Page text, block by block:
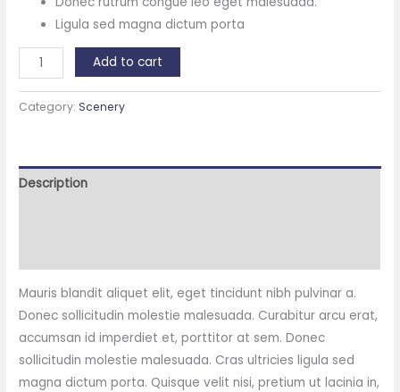
Ligula sed magna dictum porta
Yosemite
Valley
quantity
Add to cart
Category:Scenery
Description
Mauris blandit aliquet elit, eget tincidunt nibh pulvinar a.
Donec sollicitudin molestie malesuada. Curabitur arcu erat,
accumsan id imperdiet et, porttitor at sem. Donec
sollicitudin molestie malesuada. Cras ultricies ligula sed
magna dictum porta. Quisque velit nisi, pretium ut lacinia in,